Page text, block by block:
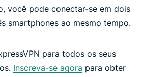
você pode conectar-se em dois
smartphones ao mesmo tempo.
para todos os seus
Inscreva-se agora para obter